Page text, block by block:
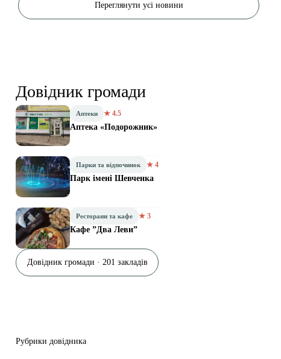
Переглянути усі новини
Довідник громади
Аптеки ★ 4.5
Аптека «Подорожник»
Парки та відпочинок ★ 4
Парк імені Шевченка
Ресторани та кафе ★ 3
Кафе ”Два Леви”
Довідник громади · 201 закладів
Рубрики довідника